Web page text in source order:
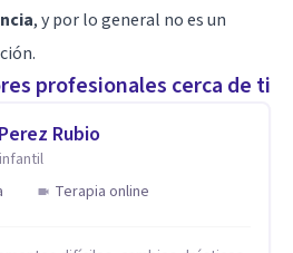
, y por lo general no es un
profesionales cerca de ti
Rubio
Terapia online